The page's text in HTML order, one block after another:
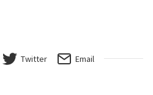
Twitter Email